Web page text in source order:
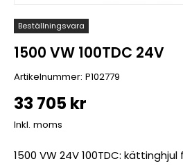
Beställningsvara
1500 VW 100TDC 24V
Artikelnummer: P102779
33 705 kr
Inkl. moms
1500 VW 24V 100TDC: